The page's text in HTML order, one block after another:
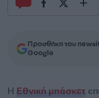
Προσθήκη του
Google
Η Εθνική μπάσκετ